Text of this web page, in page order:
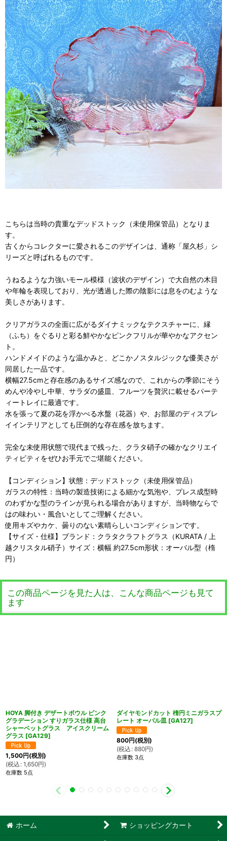
こちらは当時の貴重なデッドストック（未使用保管品）となりま
す。
古くからコレクターに愛されるこのデザインは、通称「屋久杉」シ
リーズと呼ばれるものです。
うねるような力強いモール模様（波状のデザイン）で大自然の木目
や年輪を表現しており、光が透過した際の陰影には息をのむような
美しさがあります。
クリアガラスの全面に広がるダイナミックなテクスチャーに、縁
（ふち）をぐるりと彩る鮮やかなピンクフリルが華やかなアクセン
ト。
ハンドメイドのような温かみと、どこかノスタルジックな優美さが
同居した一品です。
横幅27.5cmと存在感のあるサイズ感なので、これからの季節にそう
めんや冷やし中華、サラダの盛皿、フルーツを贅沢に載せるパーテ
ィートレイに最適です。
水を張って夏の花を浮かべる水盤（花器）や、お部屋のディスプレ
イインテリアとしても圧倒的な存在感を放ちます。
完全な未使用状態で現代まで残った、クラタ硝子の確かなクリエイ
ティビティをぜひお手元でご堪能ください。
【コンディション】状態：デッドストック（未使用保管品）
ガラスの特性：当時の製造技術による細かな気泡や、プレス成型時
のわずかな型のラインが見られる場合がありますが、当時物ならで
はの味わい・風合いとしてご理解ください。
使用キズやカケ、曇りのない素晴らしいコンディションです。
【サイズ・仕様】ブランド：クラタクラフトグラス（KURATA / 上
越クリスタル硝子）サイズ：横幅 約27.5cm形状：オーバル型（楕
円）
この商品ページを見た人は、こんな商品ページも見て
ます
HOYA 脚付き デザートボウル ピンク
グラデーション すりガラス仕様 高台
シャーベットグラス アイスクリーム
グラス [GA129]
1,500円(税別)
(税込 : 1,650円)
在庫数 5点
ダイヤモンドカット 楕円ミニガラスプ
レート オーバル皿 [GA127]
800円(税別)
(税込 : 880円)
在庫数 3点
ホーム ショッピングカート